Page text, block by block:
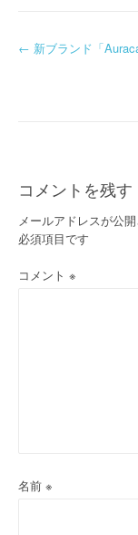
投
ゲ
ー
シ
ョ
← 新ブランド「
コメントを残す
メールアドレスが公
必須項目です
コメント ※
名前 ※